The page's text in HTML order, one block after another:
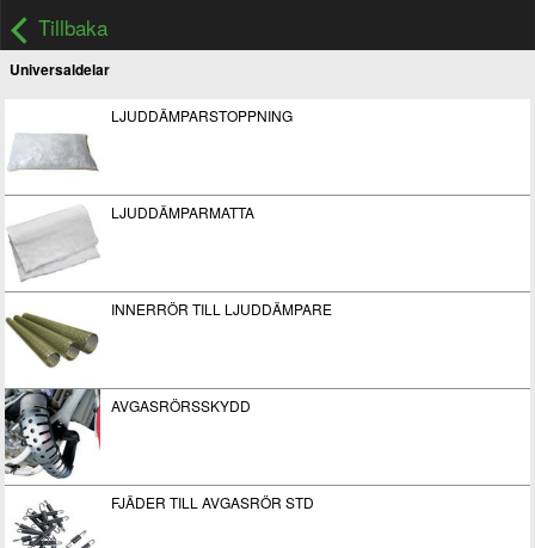
Tillbaka
Universaldelar
LJUDDÄMPARSTOPPNING
LJUDDÄMPARMATTA
INNERRÖR TILL LJUDDÄMPARE
AVGASRÖRSSKYDD
FJÄDER TILL AVGASRÖR STD